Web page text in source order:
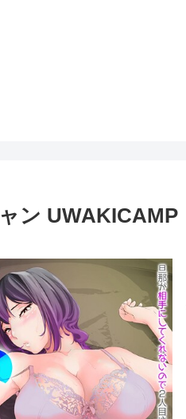
ン UWAKICAMP